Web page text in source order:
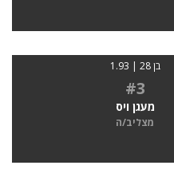
בן 28 | 1.93
#3
מעגן ויס
מצליב/ה